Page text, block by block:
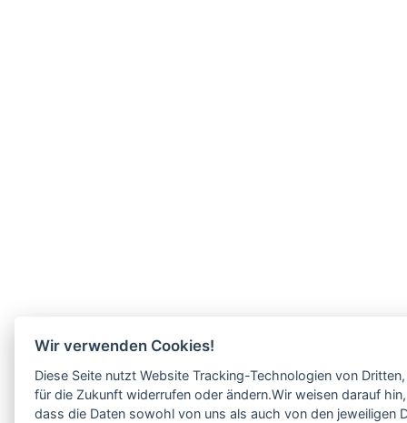
Wir verwenden Cookies!
Diese Seite nutzt Website Tracking-Technologien von
für die Zukunft widerrufen oder ändern.Wir weisen darauf
dass die Daten sowohl von uns als auch von den